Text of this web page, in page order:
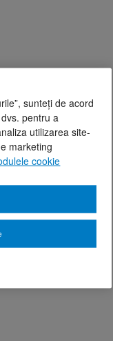
sunteți de acord
pentru a
utilizarea site-
marketing
cookie